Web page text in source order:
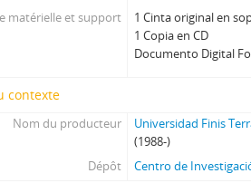
84 - Silva Solar, Julio
85 - Martínez Busch, Jorge
86 - Fresno, Juan Francisco; Zabala, José.
88 - Silva Solar, Julio
89 - Thayer, William
90 - Martínez Busch, Jorge
91 - Krauss, Enrique
matérielle et support
1 Cinta original en
1 Copia en CD
Documento Digital
contexte
Nom du producteur
Universidad Finis
(1988-)
Dépôt
Centro de